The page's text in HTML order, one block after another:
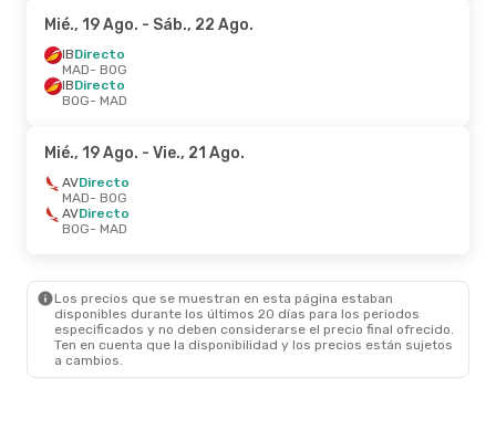
Mié., 19 Ago. - Sáb., 22 Ago.
IBDirecto
MAD- BOG
IBDirecto
BOG- MAD
Mié., 19 Ago. - Vie., 21 Ago.
AVDirecto
MAD- BOG
AVDirecto
BOG- MAD
Los precios que se muestran en esta página estaban
disponibles durante los últimos 20 días para los periodos
especificados y no deben considerarse el precio final ofrecido.
Ten en cuenta que la disponibilidad y los precios están sujetos
a cambios.